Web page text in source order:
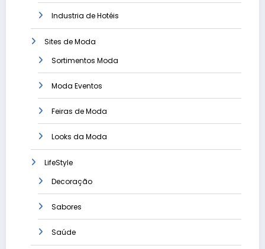
Industria de Hotéis
Sites de Moda
Sortimentos Moda
Moda Eventos
Feiras de Moda
Looks da Moda
LifeStyle
Decoração
Sabores
Saúde